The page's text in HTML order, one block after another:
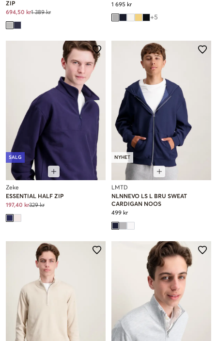
ZIP
694,50 kr1 389 kr
1 695 kr
+5
SALG
Zeke
ESSENTIAL HALF ZIP
197,40 kr329 kr
NYHET
LMTD
NLNNEVO LS L BRU SWEAT
CARDIGAN NOOS
499 kr